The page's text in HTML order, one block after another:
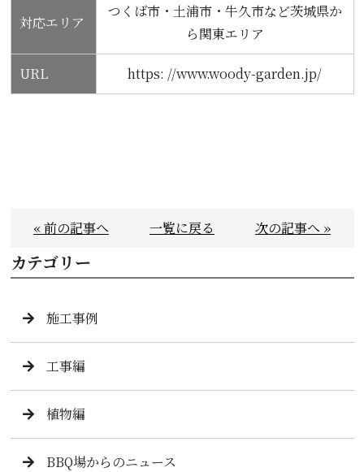
対応エリア
つくば市・土浦市・牛久市など茨城県か
ら関東エリア
URL https: //www.woody-garden.jp/
« 前の記事へ 一覧に戻る 次の記事へ »
カテゴリー
施工事例
工事編
植物編
BBQ場からのニュース